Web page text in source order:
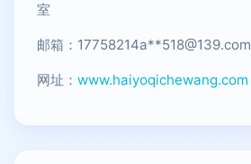
室
邮箱：17758214a**518@139.com
网址： www.haiyoqichewang.com